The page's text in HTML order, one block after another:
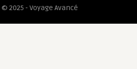
2025 - Voyage Avancé